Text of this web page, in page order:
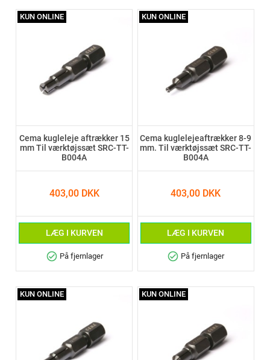
Cema kugleleje aftrækker 15
mm Til værktøjssæt SRC-TT-
B004A
403,00 DKK
LÆG I KURVEN
check_circle På fjernlager
KUN ONLINE
Cema kuglelejeaftrækker 8-9
mm. Til værktøjssæt SRC-TT-
B004A
403,00 DKK
LÆG I KURVEN
check_circle På fjernlager
KUN ONLINE
KUN ONLINE KUN ONLINE